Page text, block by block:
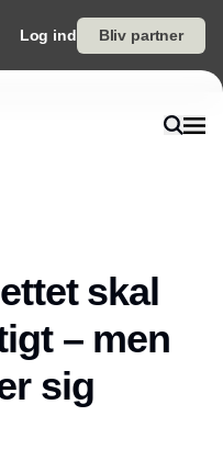
Log ind Bliv partner
skal
– men
sig